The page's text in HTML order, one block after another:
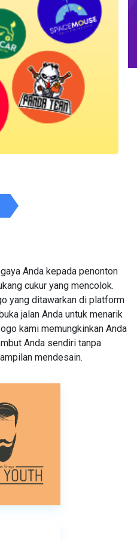
Anda kepada penonton
cukur yang mencolok.
yang ditawarkan di platform
jalan Anda untuk menarik
kami memungkinkan Anda
Anda sendiri tanpa
mendesain.